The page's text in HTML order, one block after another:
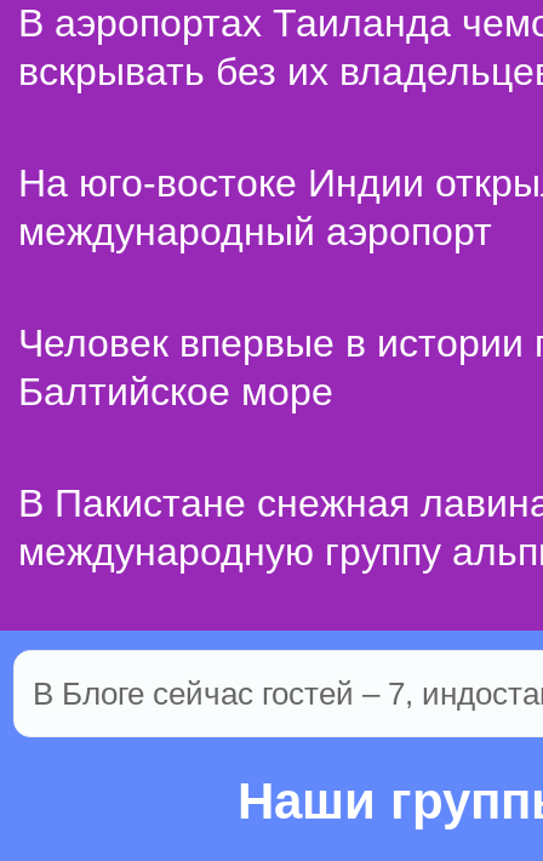
В аэропортах Таиланда
вскрывать без их
На юго-востоке Индии
международный аэропорт
Человек впервые в истории
Балтийское море
В Пакистане снежная
международную группу
В Блоге сейчас гостей – 7,
Наши